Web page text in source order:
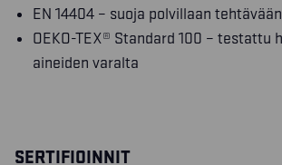
EN 14404 – suoja polvillaan
OEKO-TEX® Standard 100 – testattu
aineiden varalta
SERTIFIOINNIT